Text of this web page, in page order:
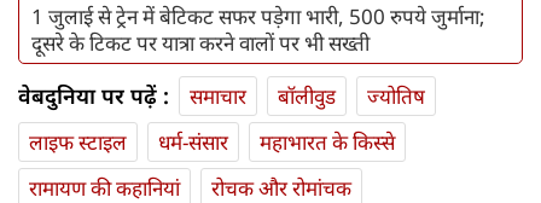
1 जुलाई से ट्रेन में बेटिकट सफर पड़ेगा भारी, 500 रुपये जुर्माना;
दूसरे के टिकट पर यात्रा करने वालों पर भी सख्ती
वेबदुनिया पर पढ़ें : समाचार बॉलीवुड
ज्योतिष
लाइफ स्‍टाइल
धर्म-संसार
महाभारत के किस्से
रामायण की कहानियां
रोचक और रोमांचक